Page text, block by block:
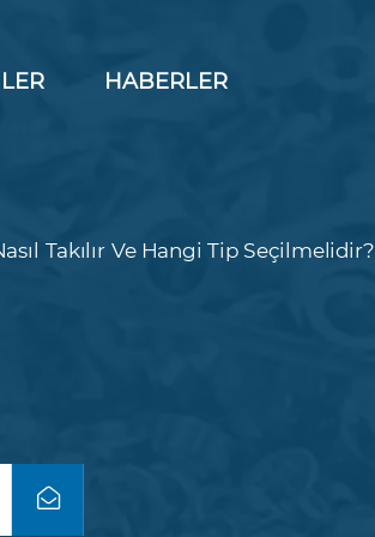
HABERLER
Takılır Ve Hangi Tip Seçilmelidir?